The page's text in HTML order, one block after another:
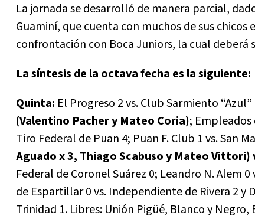
La jornada se desarrolló de manera parcial,
Guaminí, que cuenta con muchos de sus
confrontación con Boca Juniors, la cual deberá
La síntesis de la octava fecha es la siguiente:
Quinta: El Progreso 2 vs. Club Sarmiento “Azul”
(Valentino Pacher y Mateo Coria); Empleados
Tiro Federal de Puan 4; Puan F. Club 1 vs. San
Aguado x 3, Thiago Scabuso y Mateo
Federal de Coronel Suárez 0; Leandro N. Alem
de Espartillar 0 vs. Independiente de Rivera 2 y
Trinidad 1. Libres: Unión Pigüé, Blanco y